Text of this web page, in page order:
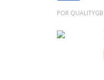
POR QUALITYGB